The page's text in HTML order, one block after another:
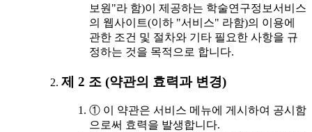
보원"라 함)이 제공하는 학술연구정보서비스
의 웹사이트(이하 "서비스" 라함)의 이용에
관한 조건 및 절차와 기타 필요한 사항을 규
정하는 것을 목적으로 합니다.
제 2 조 (약관의 효력과 변경)
① 이 약관은 서비스 메뉴에 게시하여 공시함
으로써 효력을 발생합니다.